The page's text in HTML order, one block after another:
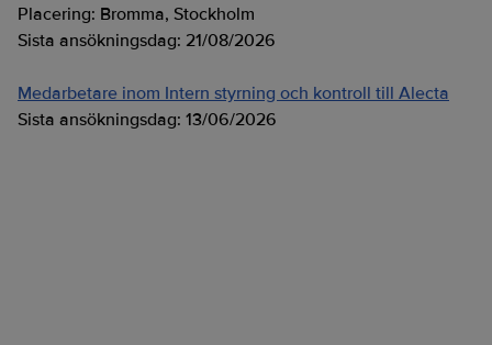
Placering: Bromma, Stockholm
Sista ansökningsdag: 21/08/2026
Medarbetare inom Intern styrning och kontroll till Alecta
Sista ansökningsdag: 13/06/2026